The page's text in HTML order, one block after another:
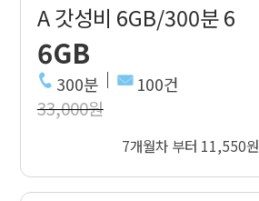
A 갓성비 6GB/300분 6
6GB
300분 100건
33,000원
7개월차 부터 11,550원